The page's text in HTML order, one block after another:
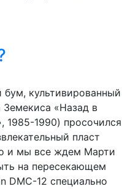
культивированный
«Назад в
1985-1990) просочился
пласт
и мы все ждем Марти
на пересекающем
DMC-12 специально